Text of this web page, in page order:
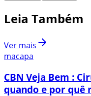
Leia Também
Ver mais
macapa
CBN Veja Bem :
quando e por quê